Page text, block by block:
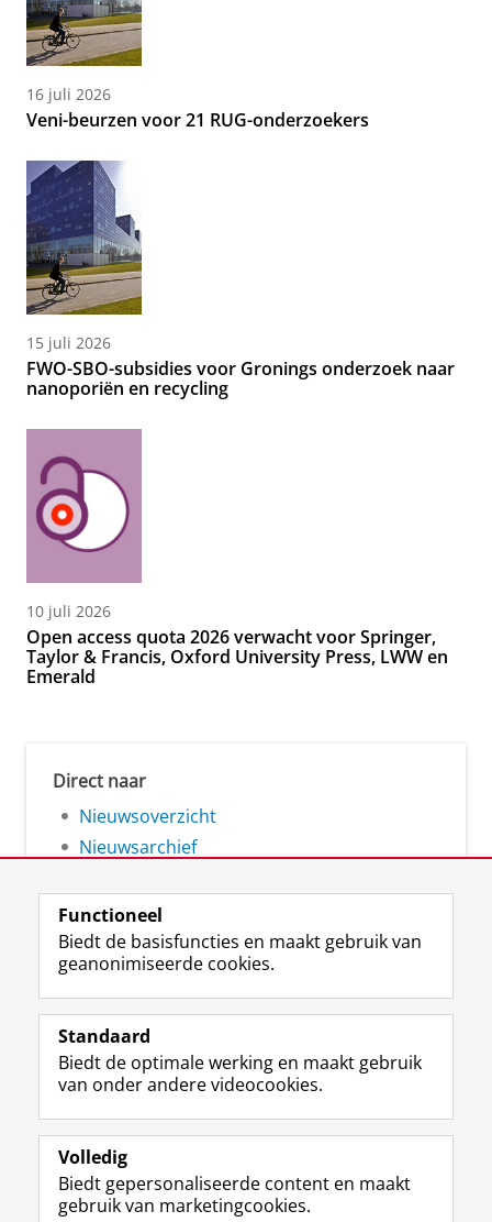
16 juli 2026
Veni-beurzen voor 21 RUG-onderzoekers
15 juli 2026
FWO-SBO-subsidies voor Gronings onderzoek naar
nanoporiën en recycling
10 juli 2026
Open access quota 2026 verwacht voor Springer,
Taylor & Francis, Oxford University Press, LWW en
Emerald
Direct naar
Nieuwsoverzicht
Nieuwsarchief
Volg de RUG
F
a
e
b
o
p
a
L
i
k
e
I
-
p
R
S
-
f
e
R
I
n
t
r
m
Y
o
T
e
k
Studiekiezers
Alumni
Over ons
Functioneel
Biedt de basisfuncties en maakt gebruik van
geanonimiseerde cookies.
Standaard
Biedt de optimale werking en maakt gebruik
van onder andere videocookies.
Volledig
Biedt gepersonaliseerde content en maakt
gebruik van marketingcookies.